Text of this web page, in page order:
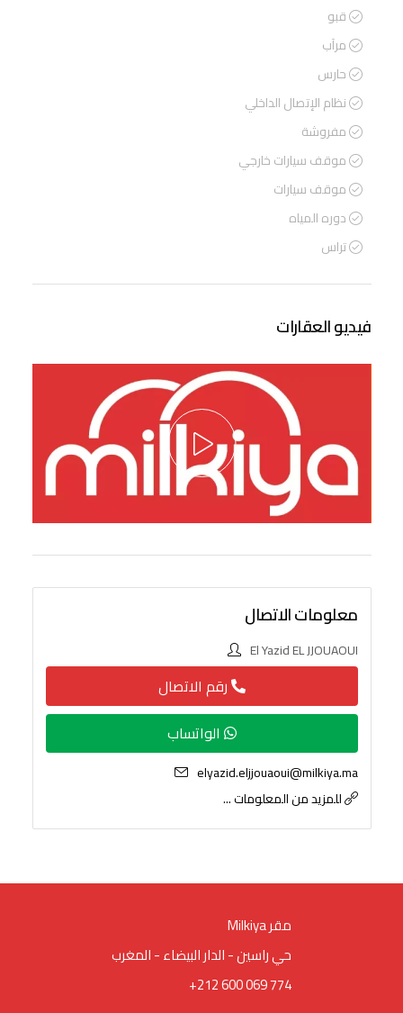
قبو
مرآب
حارس
نظام الإتصال الداخلي
مفروشة
موقف سيارات خارجي
موقف سيارات
دوره المياه
تراس
فيديو العقارات
معلومات الاتصال
El Yazid EL JJOUAOUI
رقم الاتصال
الواتساب
elyazid.eljjouaoui@milkiya.ma
للمزيد من المعلومات ...
Milkiya مقر
حي راسين - الدار البيضاء - المغرب
+212 600 069 774